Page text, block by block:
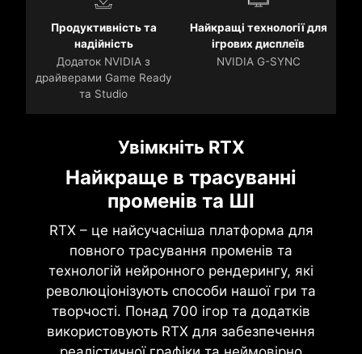
Продуктивність та
надійність
Додаток NVIDIA з
драйверами Game Ready
та Studio
Найкращі технології для
ігрових дисплеїв
NVIDIA G-SYNC
Увімкніть RTX
Найкраще в трасуванні
променів та ШІ
RTX – це найсучасніша платформа для
повного трасування променів та
технологій нейронного рендерингу, які
революціонізують способи нашої гри та
творчості. Понад 700 ігор та додатків
використовують RTX для забезпечення